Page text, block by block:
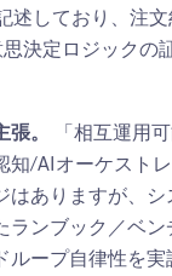
述しており、注
思決定ロジックの
。
「相互運用
知/AIオーケスト
はありますが、
ランブック／ベン
ループ自律性を実